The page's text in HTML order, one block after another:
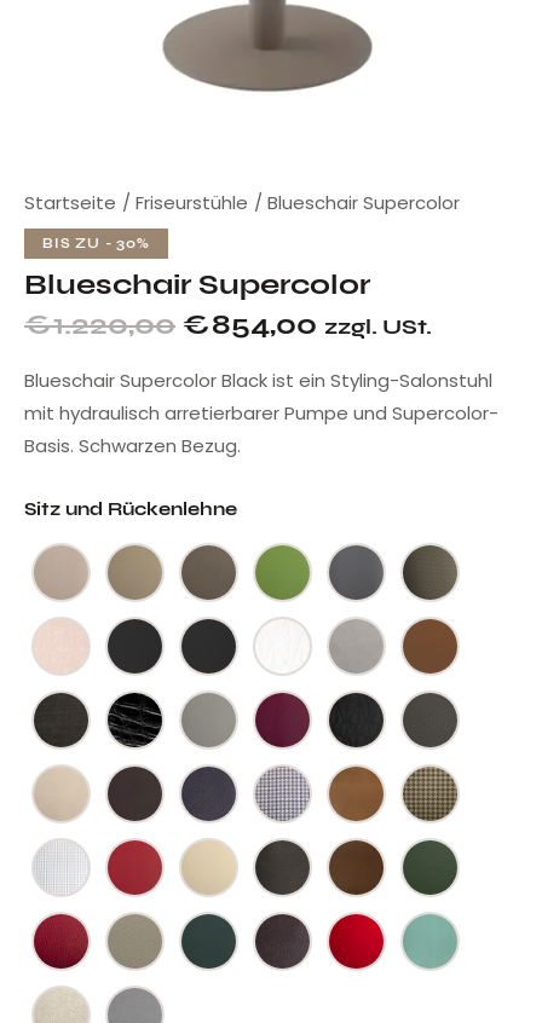
Startseite Friseurstühle Blueschair Supercolor
BIS ZU - 30%
Blueschair Supercolor
€1.220,00 €854,00 zzgl. USt.
Blueschair Supercolor Black ist ein Styling-Salonstuhl
mit hydraulisch arretierbarer Pumpe und Supercolor-
Basis. Schwarzen Bezug.
Sitz und Rückenlehne